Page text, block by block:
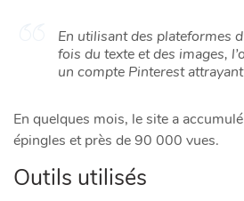
En utilisant des plateformes
fois du texte et des images,
un compte Pinterest
En quelques mois, le site a
épingles et près de 90 000 vues.
Outils utilisés